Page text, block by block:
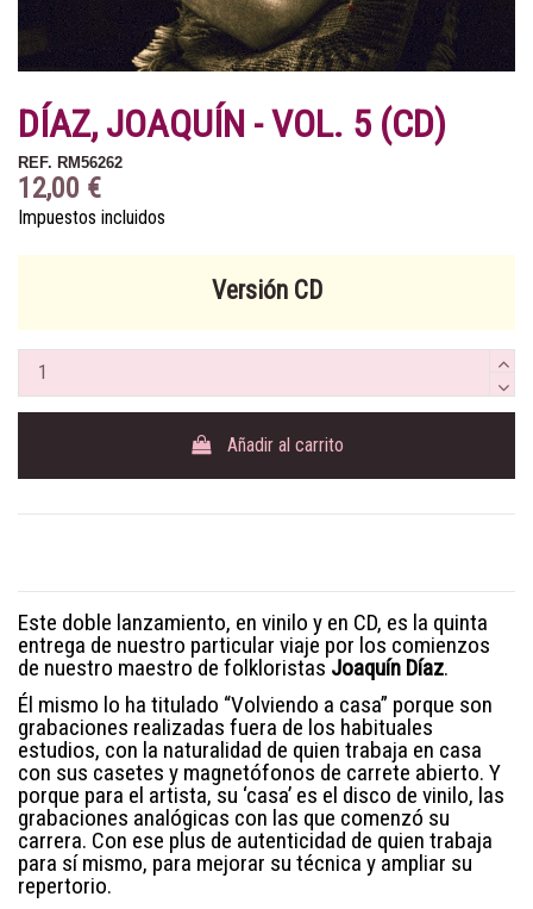
DÍAZ, JOAQUÍN - VOL. 5 (CD)
REF. RM56262
12,00 €
Impuestos incluidos
Versión CD
Añadir al carrito
Este doble lanzamiento, en vinilo y en CD, es la quinta
entrega de nuestro particular viaje por los comienzos
de nuestro maestro de folkloristas Joaquín Díaz.
Él mismo lo ha titulado “Volviendo a casa” porque son
grabaciones realizadas fuera de los habituales
estudios, con la naturalidad de quien trabaja en casa
con sus casetes y magnetófonos de carrete abierto. Y
porque para el artista, su ‘casa’ es el disco de vinilo, las
grabaciones analógicas con las que comenzó su
carrera. Con ese plus de autenticidad de quien trabaja
para sí mismo, para mejorar su técnica y ampliar su
repertorio.